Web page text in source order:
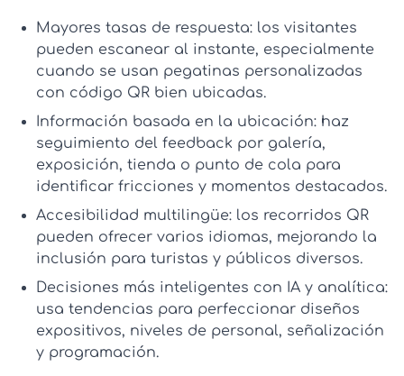
Mayores tasas de respuesta: los visitantes
pueden escanear al instante, especialmente
cuando se usan pegatinas personalizadas
con código QR bien ubicadas.
Información basada en la ubicación: haz
seguimiento del feedback por galería,
exposición, tienda o punto de cola para
identificar fricciones y momentos destacados.
Accesibilidad multilingüe: los recorridos QR
pueden ofrecer varios idiomas, mejorando la
inclusión para turistas y públicos diversos.
Decisiones más inteligentes con IA y analítica:
usa tendencias para perfeccionar diseños
expositivos, niveles de personal, señalización
y programación.